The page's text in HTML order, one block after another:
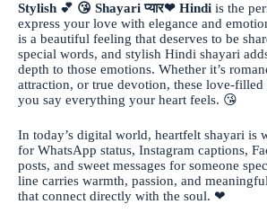
Stylish 💕 😘 Shayari प्यार❤ Hindi is the
express your love with elegance and
is a beautiful feeling that deserves to be
special words, and stylish Hindi shayari
depth to those emotions. Whether it’s
attraction, or true devotion, these love-filled
you say everything your heart feels. 😘
In today’s digital world, heartfelt shayari is
for WhatsApp status, Instagram captions,
posts, and sweet messages for someone
line carries warmth, passion, and
that connect directly with the soul. ❤